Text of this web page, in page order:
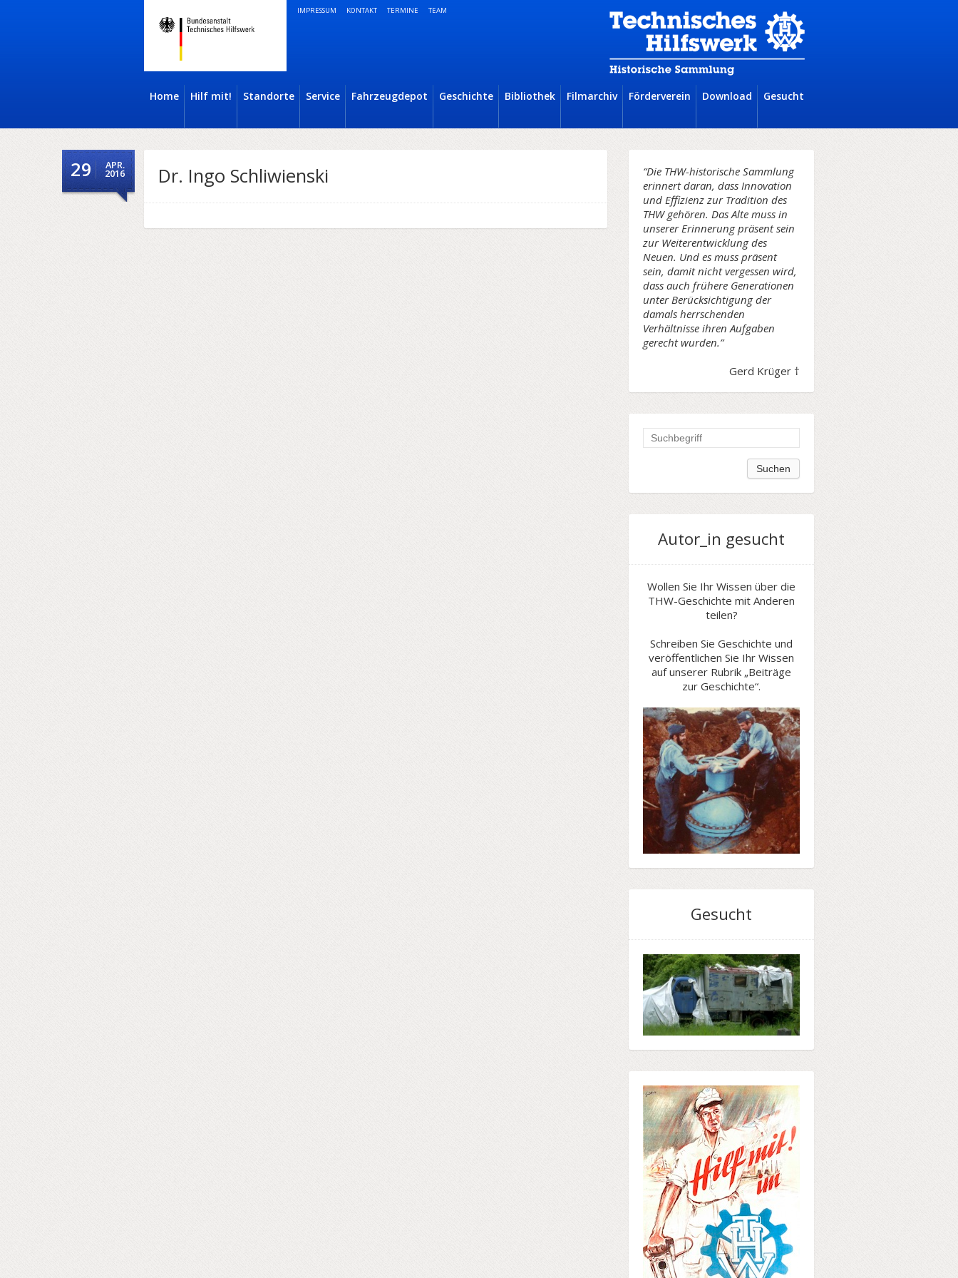
IMPRESSUM KONTAKT TERMINE TEAM
Home Hilf mit! Standorte Service Fahrzeugdepot Geschichte Bibliothek Filmarchiv Förderverein Download Gesucht
29 APR.
2016 Dr. Ingo Schliwienski
“Die THW-historische Sammlung
erinnert daran, dass Innovation
und Effizienz zur Tradition des
THW gehören. Das Alte muss in
unserer Erinnerung präsent sein
zur Weiterentwicklung des
Neuen. Und es muss präsent
sein, damit nicht vergessen wird,
dass auch frühere Generationen
unter Berücksichtigung der
damals herrschenden
Verhältnisse ihren Aufgaben
gerecht wurden.”
Gerd Krüger †
Autor_in gesucht
Wollen Sie Ihr Wissen über die
THW-Geschichte mit Anderen
teilen?
Schreiben Sie Geschichte und
veröffentlichen Sie Ihr Wissen
auf unserer Rubrik „Beiträge
zur Geschichte“.
Gesucht